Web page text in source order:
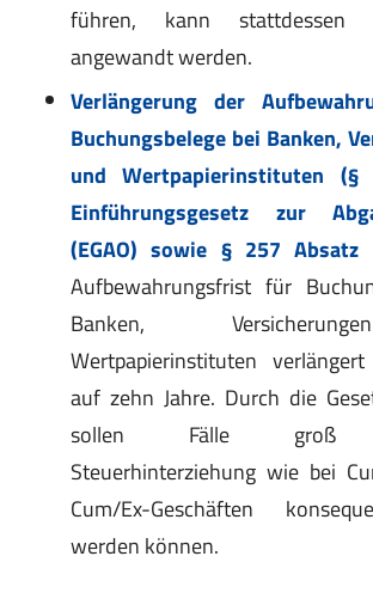
führen, kann stattdessen
angewandt werden.
Verlängerung der
Buchungsbelege bei Banken,
und Wertpapierinstituten
Einführungsgesetz zur
(EGAO) sowie § 257 Absatz
Aufbewahrungsfrist für
Banken,
Wertpapierinstituten
auf zehn Jahre. Durch die
sollen Fälle groß
Steuerhinterziehung wie bei
Cum/Ex-Geschäften
werden können.